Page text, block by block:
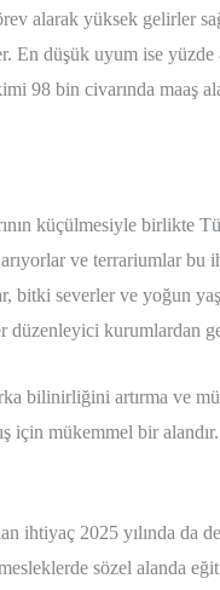
alarak yüksek gelirler
En düşük uyum ise
98 bin civarında
küçülmesiyle birlikte
ve terrariumlar
severler ve yoğun
kurumlardan
bilinirliğini artırma ve
için mükemmel bir
ihtiyaç 2025 yılında da
sözel alanda